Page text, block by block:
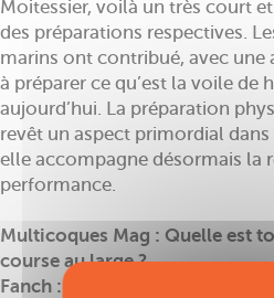
Moitessier, voilà un très court
des préparations respectives.
marins ont contribué, avec une
à préparer ce qu’est la voile de
aujourd’hui. La préparation
revêt un aspect primordial
elle accompagne désormais la
performance.
Multicoques Mag : Quelle est
course au large ?
Fanch :Il faut des athlètes